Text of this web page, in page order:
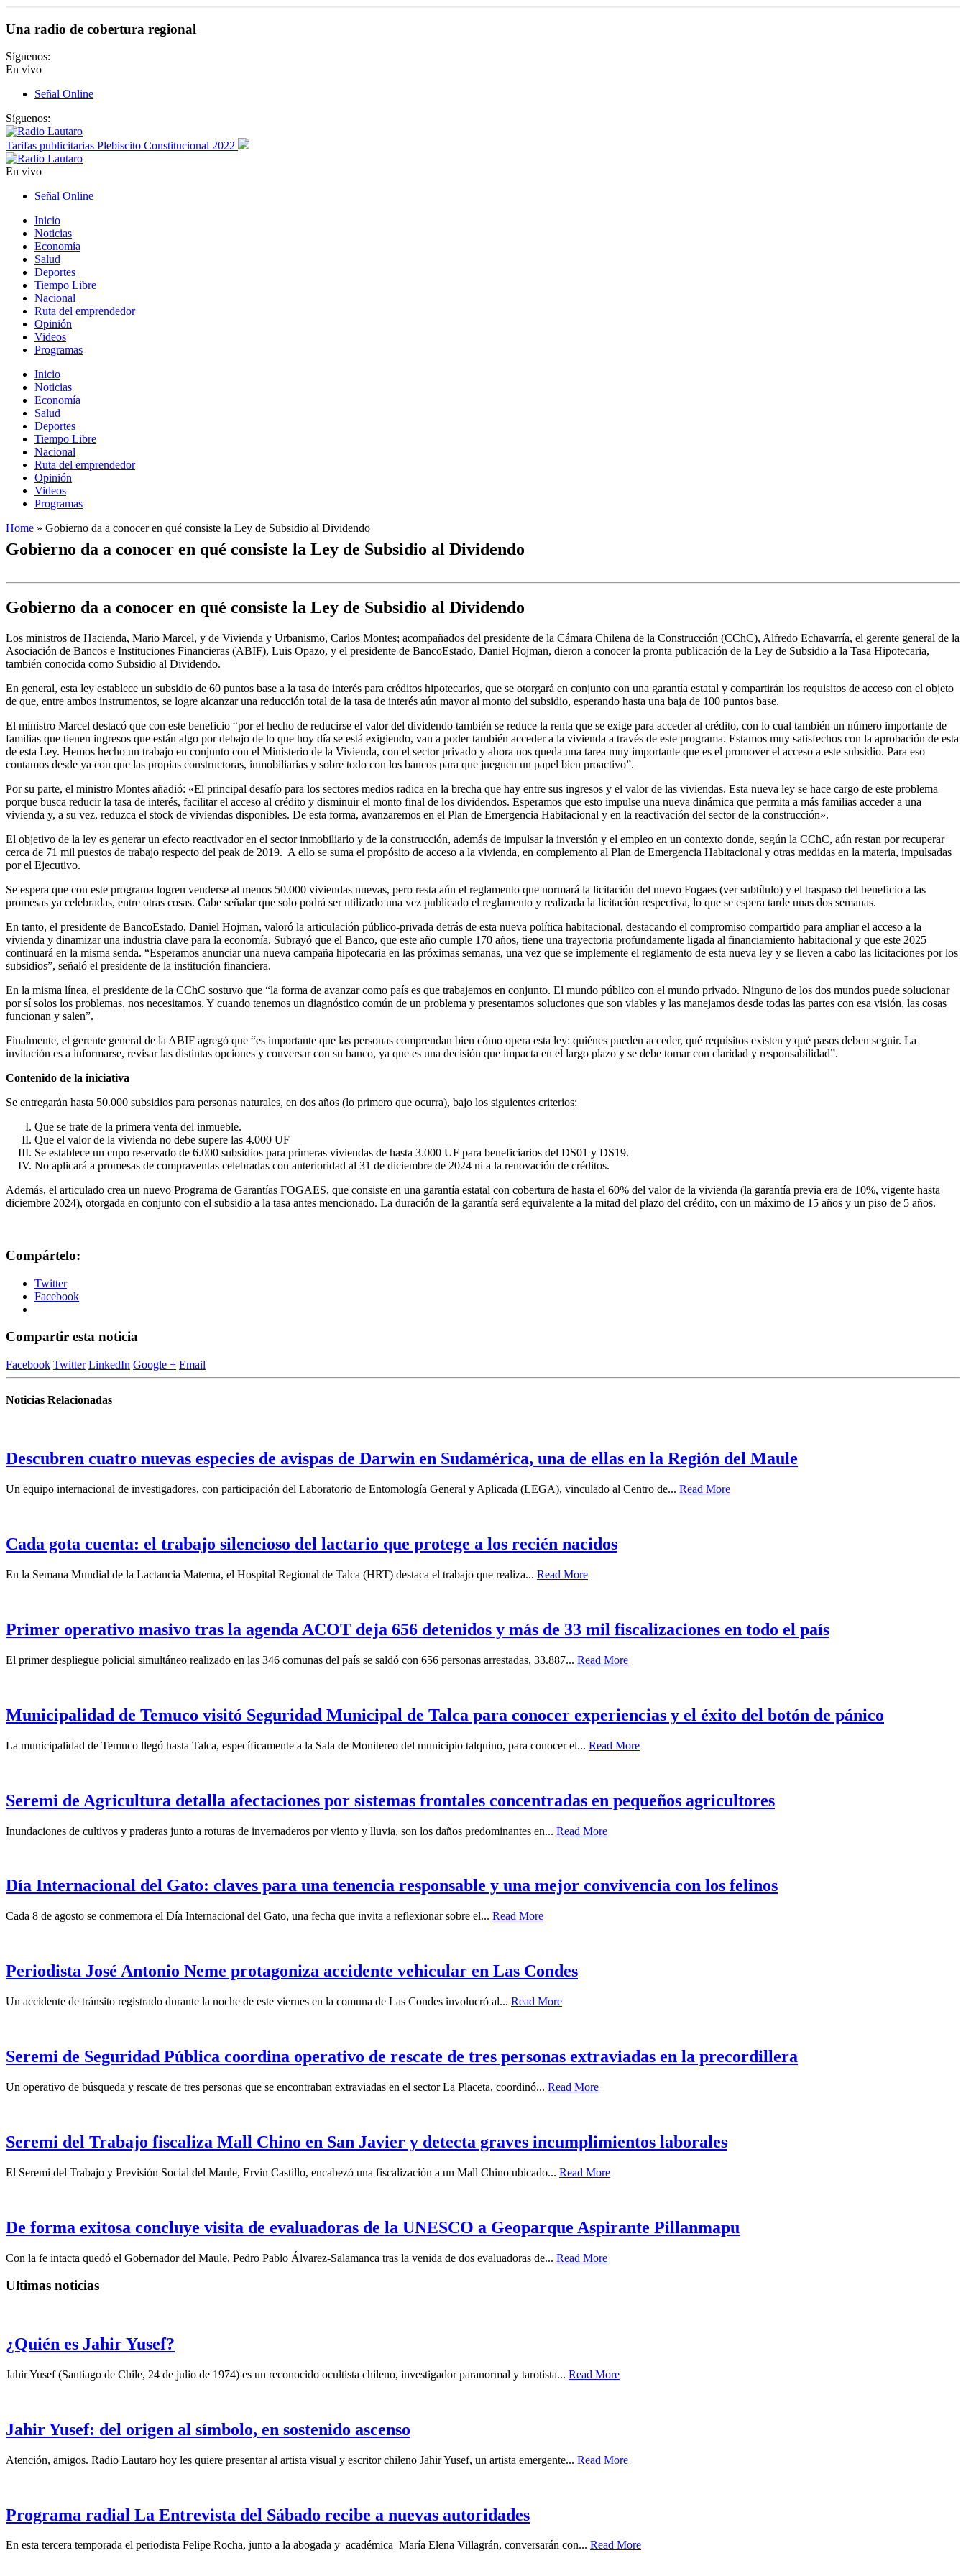
Una radio de cobertura regional
Síguenos:
En vivo
Señal Online
Síguenos:
Tarifas publicitarias Plebiscito Constitucional 2022
En vivo
Señal Online
Inicio
Noticias
Economía
Salud
Deportes
Tiempo Libre
Nacional
Ruta del emprendedor
Opinión
Videos
Programas
Inicio
Noticias
Economía
Salud
Deportes
Tiempo Libre
Nacional
Ruta del emprendedor
Opinión
Videos
Programas
Home » Gobierno da a conocer en qué consiste la Ley de Subsidio al Dividendo
Gobierno da a conocer en qué consiste la Ley de Subsidio al Dividendo
Gobierno da a conocer en qué consiste la Ley de Subsidio al Dividendo
Los ministros de Hacienda, Mario Marcel, y de Vivienda y Urbanismo, Carlos Montes; acompañados del presidente de la Cámara Chilena de la Construcción (CChC), Alfredo Echavarría, el gerente general de la
Asociación de Bancos e Instituciones Financieras (ABIF), Luis Opazo, y el presidente de BancoEstado, Daniel Hojman, dieron a conocer la pronta publicación de la Ley de Subsidio a la Tasa Hipotecaria,
también conocida como Subsidio al Dividendo.
En general, esta ley establece un subsidio de 60 puntos base a la tasa de interés para créditos hipotecarios, que se otorgará en conjunto con una garantía estatal y compartirán los requisitos de acceso con el objeto
de que, entre ambos instrumentos, se logre alcanzar una reducción total de la tasa de interés aún mayor al monto del subsidio, esperando hasta una baja de 100 puntos base.
El ministro Marcel destacó que con este beneficio “por el hecho de reducirse el valor del dividendo también se reduce la renta que se exige para acceder al crédito, con lo cual también un número importante de
familias que tienen ingresos que están algo por debajo de lo que hoy día se está exigiendo, van a poder también acceder a la vivienda a través de este programa. Estamos muy satisfechos con la aprobación de esta
de esta Ley. Hemos hecho un trabajo en conjunto con el Ministerio de la Vivienda, con el sector privado y ahora nos queda una tarea muy importante que es el promover el acceso a este subsidio. Para eso
contamos desde ya con que las propias constructoras, inmobiliarias y sobre todo con los bancos para que jueguen un papel bien proactivo”.
Por su parte, el ministro Montes añadió: «El principal desafío para los sectores medios radica en la brecha que hay entre sus ingresos y el valor de las viviendas. Esta nueva ley se hace cargo de este problema
porque busca reducir la tasa de interés, facilitar el acceso al crédito y disminuir el monto final de los dividendos. Esperamos que esto impulse una nueva dinámica que permita a más familias acceder a una
vivienda y, a su vez, reduzca el stock de viviendas disponibles. De esta forma, avanzaremos en el Plan de Emergencia Habitacional y en la reactivación del sector de la construcción».
El objetivo de la ley es generar un efecto reactivador en el sector inmobiliario y de la construcción, además de impulsar la inversión y el empleo en un contexto donde, según la CChC, aún restan por recuperar
cerca de 71 mil puestos de trabajo respecto del peak de 2019. A ello se suma el propósito de acceso a la vivienda, en complemento al Plan de Emergencia Habitacional y otras medidas en la materia, impulsadas
por el Ejecutivo.
Se espera que con este programa logren venderse al menos 50.000 viviendas nuevas, pero resta aún el reglamento que normará la licitación del nuevo Fogaes (ver subtítulo) y el traspaso del beneficio a las
promesas ya celebradas, entre otras cosas. Cabe señalar que solo podrá ser utilizado una vez publicado el reglamento y realizada la licitación respectiva, lo que se espera tarde unas dos semanas.
En tanto, el presidente de BancoEstado, Daniel Hojman, valoró la articulación público-privada detrás de esta nueva política habitacional, destacando el compromiso compartido para ampliar el acceso a la
vivienda y dinamizar una industria clave para la economía. Subrayó que el Banco, que este año cumple 170 años, tiene una trayectoria profundamente ligada al financiamiento habitacional y que este 2025
continuará en la misma senda. “Esperamos anunciar una nueva campaña hipotecaria en las próximas semanas, una vez que se implemente el reglamento de esta nueva ley y se lleven a cabo las licitaciones por los
subsidios”, señaló el presidente de la institución financiera.
En la misma línea, el presidente de la CChC sostuvo que “la forma de avanzar como país es que trabajemos en conjunto. El mundo público con el mundo privado. Ninguno de los dos mundos puede solucionar
por sí solos los problemas, nos necesitamos. Y cuando tenemos un diagnóstico común de un problema y presentamos soluciones que son viables y las manejamos desde todas las partes con esa visión, las cosas
funcionan y salen”.
Finalmente, el gerente general de la ABIF agregó que “es importante que las personas comprendan bien cómo opera esta ley: quiénes pueden acceder, qué requisitos existen y qué pasos deben seguir. La
invitación es a informarse, revisar las distintas opciones y conversar con su banco, ya que es una decisión que impacta en el largo plazo y se debe tomar con claridad y responsabilidad”.
Contenido de la iniciativa
Se entregarán hasta 50.000 subsidios para personas naturales, en dos años (lo primero que ocurra), bajo los siguientes criterios:
Que se trate de la primera venta del inmueble.
Que el valor de la vivienda no debe supere las 4.000 UF
Se establece un cupo reservado de 6.000 subsidios para primeras viviendas de hasta 3.000 UF para beneficiarios del DS01 y DS19.
No aplicará a promesas de compraventas celebradas con anterioridad al 31 de diciembre de 2024 ni a la renovación de créditos.
Además, el articulado crea un nuevo Programa de Garantías FOGAES, que consiste en una garantía estatal con cobertura de hasta el 60% del valor de la vivienda (la garantía previa era de 10%, vigente hasta
diciembre 2024), otorgada en conjunto con el subsidio a la tasa antes mencionado. La duración de la garantía será equivalente a la mitad del plazo del crédito, con un máximo de 15 años y un piso de 5 años.
Compártelo:
Twitter
Facebook
Compartir esta noticia
Facebook Twitter LinkedIn Google + Email
Noticias Relacionadas
Descubren cuatro nuevas especies de avispas de Darwin en Sudamérica, una de ellas en la Región del Maule
Un equipo internacional de investigadores, con participación del Laboratorio de Entomología General y Aplicada (LEGA), vinculado al Centro de... Read More
Cada gota cuenta: el trabajo silencioso del lactario que protege a los recién nacidos
En la Semana Mundial de la Lactancia Materna, el Hospital Regional de Talca (HRT) destaca el trabajo que realiza... Read More
Primer operativo masivo tras la agenda ACOT deja 656 detenidos y más de 33 mil fiscalizaciones en todo el país
El primer despliegue policial simultáneo realizado en las 346 comunas del país se saldó con 656 personas arrestadas, 33.887... Read More
Municipalidad de Temuco visitó Seguridad Municipal de Talca para conocer experiencias y el éxito del botón de pánico
La municipalidad de Temuco llegó hasta Talca, específicamente a la Sala de Monitereo del municipio talquino, para conocer el... Read More
Seremi de Agricultura detalla afectaciones por sistemas frontales concentradas en pequeños agricultores
Inundaciones de cultivos y praderas junto a roturas de invernaderos por viento y lluvia, son los daños predominantes en... Read More
Día Internacional del Gato: claves para una tenencia responsable y una mejor convivencia con los felinos
Cada 8 de agosto se conmemora el Día Internacional del Gato, una fecha que invita a reflexionar sobre el... Read More
Periodista José Antonio Neme protagoniza accidente vehicular en Las Condes
Un accidente de tránsito registrado durante la noche de este viernes en la comuna de Las Condes involucró al... Read More
Seremi de Seguridad Pública coordina operativo de rescate de tres personas extraviadas en la precordillera
Un operativo de búsqueda y rescate de tres personas que se encontraban extraviadas en el sector La Placeta, coordinó... Read More
Seremi del Trabajo fiscaliza Mall Chino en San Javier y detecta graves incumplimientos laborales
El Seremi del Trabajo y Previsión Social del Maule, Ervin Castillo, encabezó una fiscalización a un Mall Chino ubicado... Read More
De forma exitosa concluye visita de evaluadoras de la UNESCO a Geoparque Aspirante Pillanmapu
Con la fe intacta quedó el Gobernador del Maule, Pedro Pablo Álvarez-Salamanca tras la venida de dos evaluadoras de... Read More
Ultimas noticias
¿Quién es Jahir Yusef?
Jahir Yusef (Santiago de Chile, 24 de julio de 1974) es un reconocido ocultista chileno, investigador paranormal y tarotista... Read More
Jahir Yusef: del origen al símbolo, en sostenido ascenso
Atención, amigos. Radio Lautaro hoy les quiere presentar al artista visual y escritor chileno Jahir Yusef, un artista emergente... Read More
Programa radial La Entrevista del Sábado recibe a nuevas autoridades
En esta tercera temporada el periodista Felipe Rocha, junto a la abogada y académica María Elena Villagrán, conversarán con... Read More